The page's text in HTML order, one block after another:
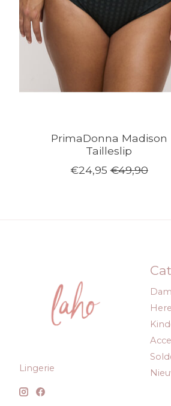
PrimaDonna Madison
Tailleslip
€24,95 €49,90
Lingerie